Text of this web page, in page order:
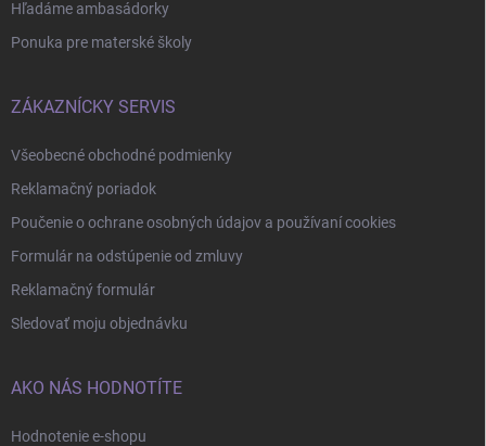
Hľadáme ambasádorky
Ponuka pre materské školy
ZÁKAZNÍCKY SERVIS
Všeobecné obchodné podmienky
Reklamačný poriadok
Poučenie o ochrane osobných údajov a používaní cookies
Formulár na odstúpenie od zmluvy
Reklamačný formulár
Sledovať moju objednávku
AKO NÁS HODNOTÍTE
Hodnotenie e-shopu